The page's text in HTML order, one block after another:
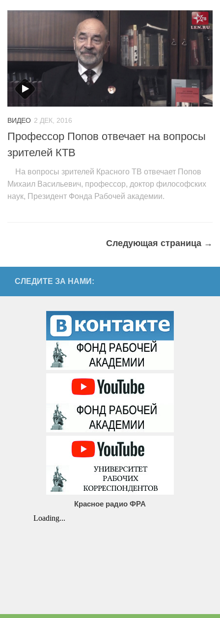
ВИДЕО 2 ДЕК, 2016
Профессор Попов отвечает на вопросы
зрителей КТВ
На вопросы зрителей Красного ТВ отвечает Попов
Михаил Васильевич, профессор, доктор философских
наук, Президент Фонда Рабочей академии.
Следующая страница →
СЛЕДИТЕ ЗА НАМИ:
Красное радио ФРА